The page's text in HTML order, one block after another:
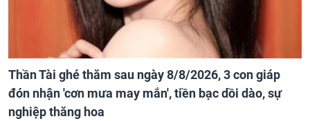
Thần Tài ghé thăm sau ngày 8/8/2026, 3 con giáp
đón nhận 'cơn mưa may mắn', tiền bạc dồi dào, sự
nghiệp thăng hoa